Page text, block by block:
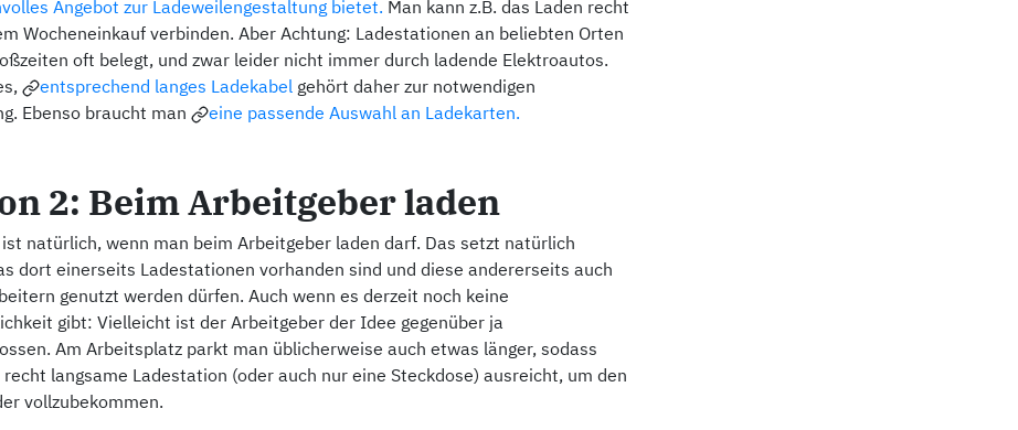
Angebot zur Ladeweilengestaltung bietet. Man kann z.B. das Laden recht
Wocheneinkauf verbinden. Aber Achtung: Ladestationen an beliebten Orten
oft belegt, und zwar leider nicht immer durch ladende Elektroautos.
entsprechend langes Ladekabel gehört daher zur notwendigen
Ebenso braucht man
eine passende Auswahl an Ladekarten.
2: Beim Arbeitgeber laden
natürlich, wenn man beim Arbeitgeber laden darf. Das setzt natürlich
dort einerseits Ladestationen vorhanden sind und diese andererseits auch
genutzt werden dürfen. Auch wenn es derzeit noch keine
gibt: Vielleicht ist der Arbeitgeber der Idee gegenüber ja
Am Arbeitsplatz parkt man üblicherweise auch etwas länger, sodass
recht langsame Ladestation (oder auch nur eine Steckdose) ausreicht, um den
vollzubekommen.